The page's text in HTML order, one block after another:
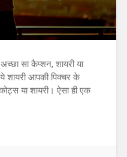
सा कैप्शन, शायरी या
शायरी आपकी पिक्चर के
या शायरी। ऐसा ही एक